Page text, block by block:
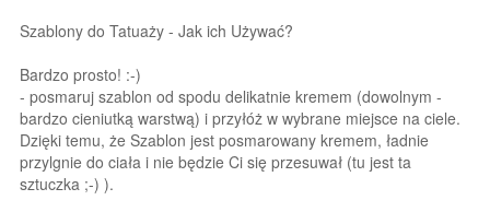
Szablony do Tatuaży - Jak ich Używać?
Bardzo prosto! :-)
- posmaruj szablon od spodu delikatnie kremem (dowolnym -
bardzo cieniutką warstwą) i przyłóż w wybrane miejsce na ciele.
Dzięki temu, że Szablon jest posmarowany kremem, ładnie
przylgnie do ciała i nie będzie Ci się przesuwał (tu jest ta
sztuczka ;-) ).